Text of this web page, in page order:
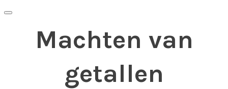
Machten van
getallen